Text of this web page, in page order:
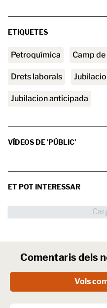
ETIQUETES
petroquímica Camp
Drets laborals
jubilacion anticipada
VÍDEOS DE 'PÚBLIC'
ET POT INTERESSAR
Comentaris dels
Vols